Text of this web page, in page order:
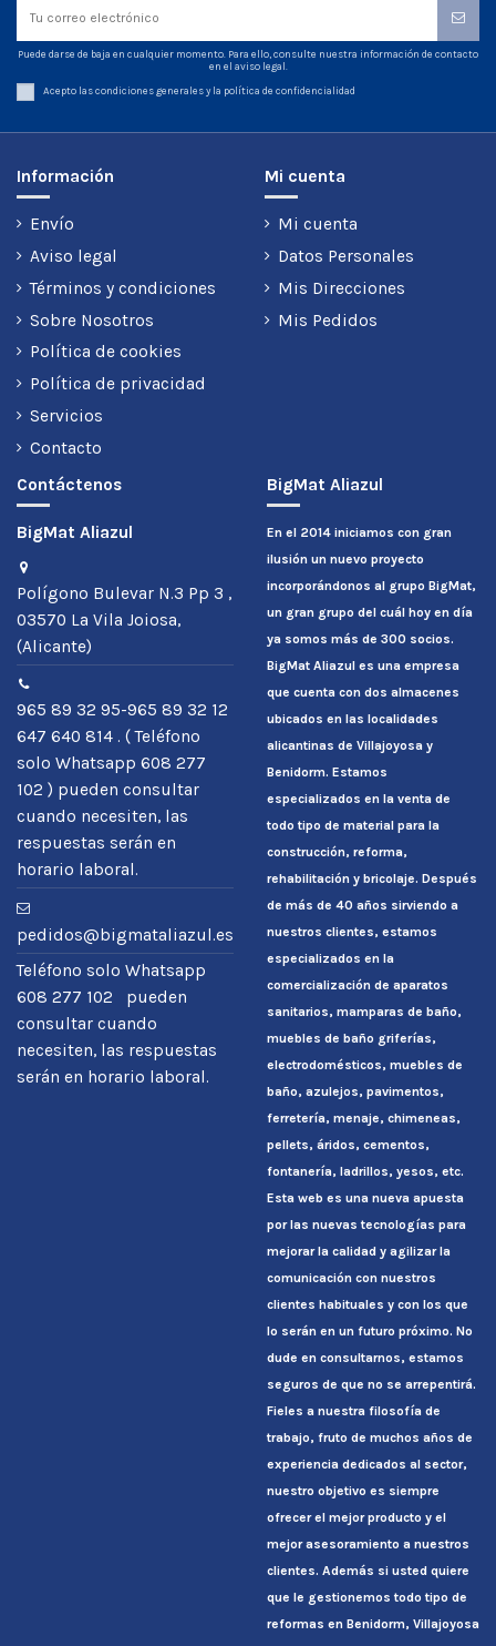
Puede darse de baja en cualquier momento. Para ello, consulte nuestra información de contacto
en el aviso legal.
Acepto las condiciones generales y la política de confidencialidad
Información
Envío
Aviso legal
Términos y condiciones
Sobre Nosotros
Política de cookies
Política de privacidad
Servicios
Contacto
Mi cuenta
Mi cuenta
Datos Personales
Mis Direcciones
Mis Pedidos
Contáctenos
BigMat Aliazul
Polígono Bulevar N.3 Pp 3 ,
03570 La Vila Joiosa,
(Alicante)
965 89 32 95-965 89 32 12
647 640 814 . ( Teléfono
solo Whatsapp 608 277
102 ) pueden consultar
cuando necesiten, las
respuestas serán en
horario laboral.
pedidos@bigmataliazul.es
Teléfono solo Whatsapp
608 277 102 pueden
consultar cuando
necesiten, las respuestas
serán en horario laboral.
BigMat Aliazul
En el 2014 iniciamos con gran
ilusión un nuevo proyecto
incorporándonos al grupo BigMat,
un gran grupo del cuál hoy en día
ya somos más de 300 socios.
BigMat Aliazul es una empresa
que cuenta con dos almacenes
ubicados en las localidades
alicantinas de Villajoyosa y
Benidorm. Estamos
especializados en la venta de
todo tipo de material para la
construcción, reforma,
rehabilitación y bricolaje. Después
de más de 40 años sirviendo a
nuestros clientes, estamos
especializados en la
comercialización de aparatos
sanitarios, mamparas de baño,
muebles de baño griferías,
electrodomésticos, muebles de
baño, azulejos, pavimentos,
ferretería, menaje, chimeneas,
pellets, áridos, cementos,
fontanería, ladrillos, yesos, etc.
Esta web es una nueva apuesta
por las nuevas tecnologías para
mejorar la calidad y agilizar la
comunicación con nuestros
clientes habituales y con los que
lo serán en un futuro próximo. No
dude en consultarnos, estamos
seguros de que no se arrepentirá.
Fieles a nuestra filosofía de
trabajo, fruto de muchos años de
experiencia dedicados al sector,
nuestro objetivo es siempre
ofrecer el mejor producto y el
mejor asesoramiento a nuestros
clientes. Además si usted quiere
que le gestionemos todo tipo de
reformas en Benidorm, Villajoyosa